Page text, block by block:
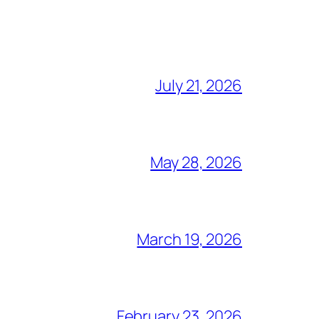
July 21, 2026
May 28, 2026
March 19, 2026